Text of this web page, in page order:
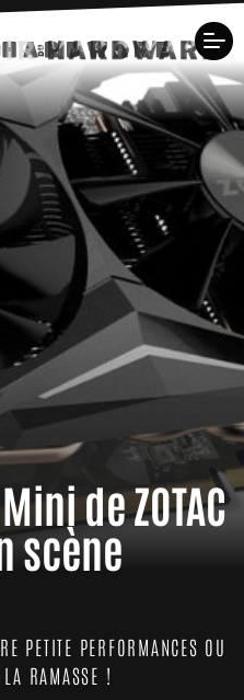
de ZOTAC
scène
PETITE PERFORMANCES OU
RAMASSE !